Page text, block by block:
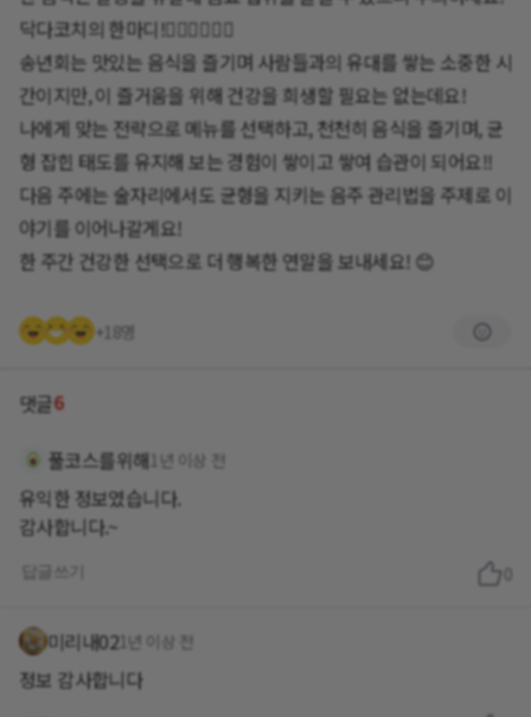
닥다코치의 한마디!🙋‍♀️🙋‍♀️🙋‍♀️
송년회는 맛있는 음식을 즐기며 사람들과의 유대를 쌓는 소중한 시
간이지만, 이 즐거움을 위해 건강을 희생할 필요는 없는데요!
나에게 맞는 전략으로 메뉴를 선택하고, 천천히 음식을 즐기며, 균
형 잡힌 태도를 유지해 보는 경험이 쌓이고 쌓여 습관이 되어요!!
다음 주에는 술자리에서도 균형을 지키는 음주 관리법을 주제로 이
야기를 이어나갈게요!
한 주간 건강한 선택으로 더 행복한 연말을 보내세요! 😊
+18명
댓글6
풀코스를위해1년 이상 전
유익한 정보였습니다.
감사합니다.~
미리내021년 이상 전
정보 감사합니다